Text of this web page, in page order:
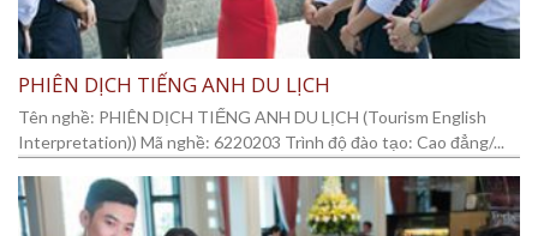
PHIÊN DỊCH TIẾNG ANH DU LỊCH
Tên nghề: PHIÊN DỊCH TIẾNG ANH DU LỊCH (Tourism English
Interpretation)) Mã nghề: 6220203 Trình độ đào tạo: Cao đẳng/...